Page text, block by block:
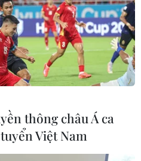
thông châu Á ca
Việt Nam